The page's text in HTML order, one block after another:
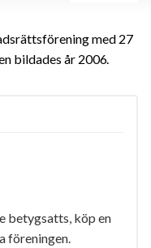
med 27
bildades år 2006
betygsatts, köp en
föreningen.